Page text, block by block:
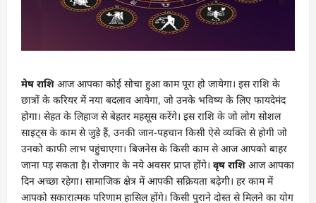
मेष राशि आज आपका कोई सोचा हुआ काम पूरा हो जायेगा। इस राशि के
छात्रों के करियर में नया बदलाव आयेगा, जो उनके भविष्य के लिए फायदेमंद
होगा। सेहत के लिहाज से बेहतर महसूस करेंगे। इस राशि के जो लोग सोशल
साइट्स के काम से जुड़े हैं, उनकी जान-पहचान किसी ऐसे व्यक्ति से होगी जो
उनको काफी लाभ पहुंचाएगा। बिजनेस के किसी काम से आज आपको बाहर
जाना पड़ सकता है। रोजगार के नये अवसर प्राप्त होंगे। वृष राशि आज आपका
दिन अच्छा रहेगा। सामाजिक क्षेत्र में आपकी सक्रियता बढ़ेगी। हर काम में
आपको सकारात्मक परिणाम हासिल होंगे। किसी पुराने दोस्त से मिलने का योग